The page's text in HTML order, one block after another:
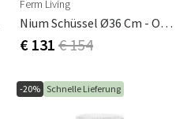
Ferm Living
Nium Schüssel Ø36 Cm - Off-White
€ 131 € 154
-20% Schnelle Lieferung